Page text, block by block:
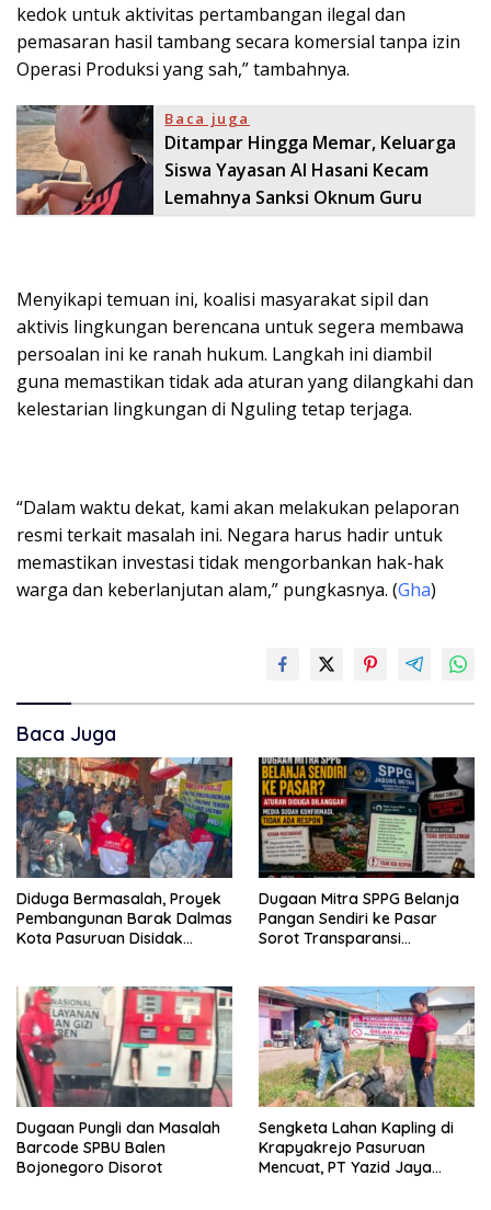
kedok untuk aktivitas pertambangan ilegal dan
pemasaran hasil tambang secara komersial tanpa izin
Operasi Produksi yang sah,” tambahnya.
Baca juga
Ditampar Hingga Memar, Keluarga
Siswa Yayasan Al Hasani Kecam
Lemahnya Sanksi Oknum Guru
Menyikapi temuan ini, koalisi masyarakat sipil dan
aktivis lingkungan berencana untuk segera membawa
persoalan ini ke ranah hukum. Langkah ini diambil
guna memastikan tidak ada aturan yang dilangkahi dan
kelestarian lingkungan di Nguling tetap terjaga.
“Dalam waktu dekat, kami akan melakukan pelaporan
resmi terkait masalah ini. Negara harus hadir untuk
memastikan investasi tidak mengorbankan hak-hak
warga dan keberlanjutan alam,” pungkasnya. (Gha)
Baca Juga
Diduga Bermasalah, Proyek
Pembangunan Barak Dalmas
Kota Pasuruan Disidak
Dugaan Mitra SPPG Belanja
Pangan Sendiri ke Pasar
Sorot Transparansi
Dugaan Pungli dan Masalah
Barcode SPBU Balen
Bojonegoro Disorot
Sengketa Lahan Kapling di
Krapyakrejo Pasuruan
Mencuat, PT Yazid Jaya